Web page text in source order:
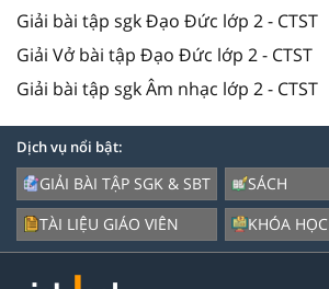
Giải bài tập sgk Đạo Đức lớp 2 - CTST
Giải Vở bài tập Đạo Đức lớp 2 - CTST
Giải bài tập sgk Âm nhạc lớp 2 - CTST
Dịch vụ nổi bật:
GIẢI BÀI TẬP SGK & SBT
TÀI LIỆU GIÁO VIÊN
SÁCH
KHÓA HỌC